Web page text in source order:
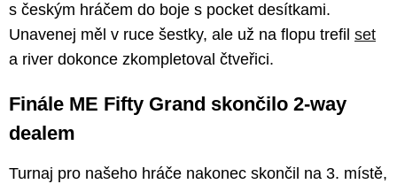
s českým hráčem do boje s pocket desítkami.
Unavenej měl v ruce šestky, ale už na flopu trefil set
a river dokonce zkompletoval čtveřici.
Finále ME Fifty Grand skončilo 2-way
dealem
Turnaj pro našeho hráče nakonec skončil na 3. místě,